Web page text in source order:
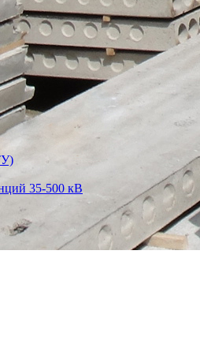
35-500 кВ